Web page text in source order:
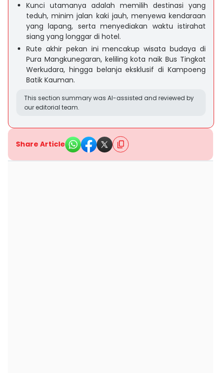
Kunci utamanya adalah memilih destinasi yang
teduh, minim jalan kaki jauh, menyewa kendaraan
yang lapang, serta menyediakan waktu istirahat
siang yang longgar di hotel.
Rute akhir pekan ini mencakup wisata budaya di
Pura Mangkunegaran, keliling kota naik Bus Tingkat
Werkudara, hingga belanja eksklusif di Kampoeng
Batik Kauman.
This section summary was AI-assisted and reviewed by
our editorial team.
Share Article